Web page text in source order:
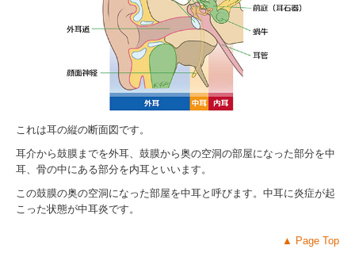
これは耳の縦の断面図です。
耳介から鼓膜までを外耳、鼓膜から奥の空洞の部屋になった部分を中
耳、骨の中にある部分を内耳といいます。
この鼓膜の奥の空洞になった部屋を中耳と呼びます。中耳に炎症が起
こった状態が中耳炎です。
▲ Page Top